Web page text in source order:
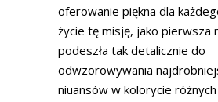
oferowanie piękna dla
życie tę misję, jako pierwsza
podeszła tak detalicznie do
odwzorowywania
niuansów w kolorycie różnych